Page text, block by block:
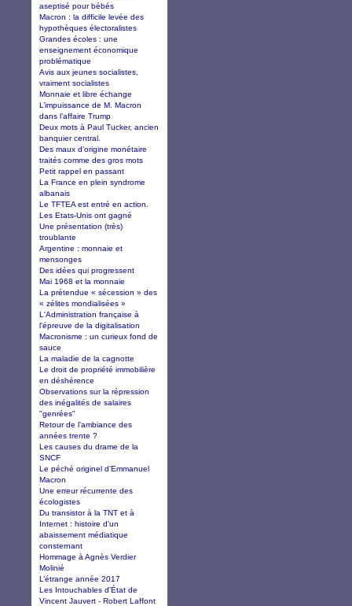
aseptisé pour bébés
Macron : la difficile levée des
hypothèques électoralistes
Grandes écoles : une
enseignement économique
problématique
Avis aux jeunes socialistes,
vraiment socialistes
Monnaie et libre échange
L’impuissance de M. Macron
dans l’affaire Trump
Deux mots à Paul Tucker, ancien
banquier central.
Des maux d’origine monétaire
traités comme des gros mots
Petit rappel en passant
La France en plein syndrome
albanais
Le TFTEA est entré en action.
Les Etats-Unis ont gagné
Une présentation (très)
troublante
Argentine : monnaie et
mensonges
Des idées qui progressent
Mai 1968 et la monnaie
La prétendue « sécession » des
« zélites mondialisées »
L'Administration française à
l'épreuve de la digitalisation
Macronisme : un curieux fond de
sauce
La maladie de la cagnotte
Le droit de propriété immobilière
en déshérence
Observations sur la répression
des inégalités de salaires
"genrées"
Retour de l’ambiance des
années trente ?
Les causes du drame de la
SNCF
Le péché originel d’Emmanuel
Macron
Une erreur récurrente des
écologistes
Du transistor à la TNT et à
Internet : histoire d’un
abaissement médiatique
consternant
Hommage à Agnès Verdier
Molinié
L’étrange année 2017
Les Intouchables d’État de
Vincent Jauvert - Robert Laffont